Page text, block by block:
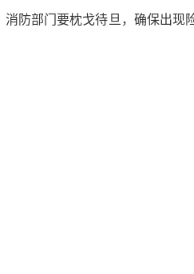
防部门要枕戈待旦，确保出现